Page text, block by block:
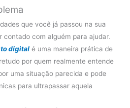
que você já passou na sua
contado com alguém para ajudar.
digital é uma maneira prática de
por quem realmente entende
uma situação parecida e pode
para ultrapassar aquela